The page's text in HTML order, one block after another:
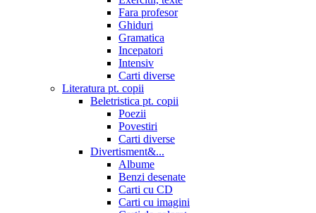
Fara profesor
Ghiduri
Gramatica
Incepatori
Intensiv
Carti diverse
Literatura pt. copii
Beletristica pt. copii
Poezii
Povestiri
Carti diverse
Divertisment&...
Albume
Benzi desenate
Carti cu CD
Carti cu imagini